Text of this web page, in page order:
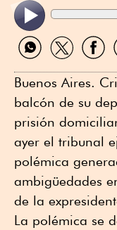
Compartir
por
Compartir
por
por
Buenos Aires.
balcón de su
prisión
ayer el tribunal
polémica
ambigüedades
de la
La polémica se